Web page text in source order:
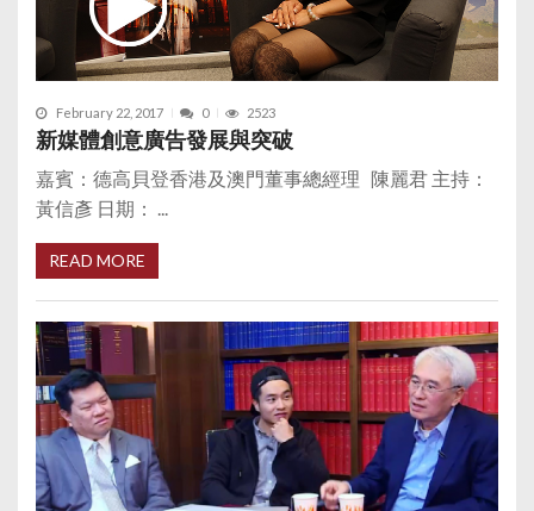
February 22, 2017 0 2523
新媒體創意廣告發展與突破
嘉賓：德高貝登香港及澳門董事總經理 陳麗君 主持：
黃信彥 日期： ...
READ MORE